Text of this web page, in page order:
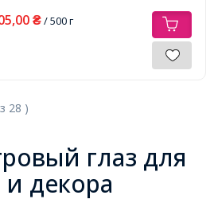
₴/ 500 г
28 )
глаз для
декора